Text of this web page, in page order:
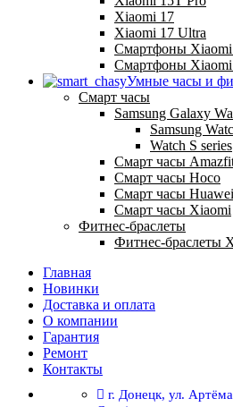
Xiaomi 17
Xiaomi 17 Ultra
Смартфоны
Смартфоны
Умные часы и
Смарт часы
Samsung Galaxy
Samsung
Watch S series
Смарт часы
Смарт часы Hoco
Смарт часы Huawei
Смарт часы Xiaomi
Фитнес-браслеты
Фитнес-браслеты
Главная
Новинки
Доставка и оплата
О компании
Гарантия
Ремонт
Контакты
г. Донецк, ул.